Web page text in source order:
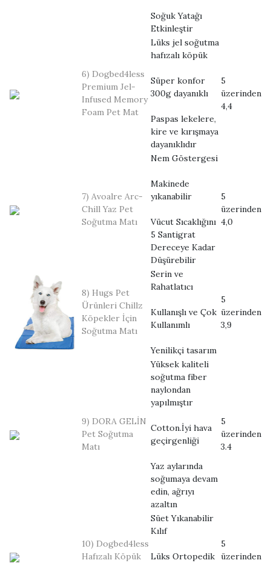
Soğuk Yatağı
Etkinleştir
6) Dogbed4less
Premium Jel-
Infused Memory
Foam Pet Mat
Lüks jel soğutma
hafızalı köpük
Süper konfor
300g dayanıklı
Paspas lekelere,
kire ve kırışmaya
dayanıklıdır
5
üzerinden
4,4
7) Avoalre Arc-
Chill Yaz Pet
Soğutma Matı
Nem Göstergesi
Makinede
yıkanabilir
Vücut Sıcaklığını
5 Santigrat
Dereceye Kadar
Düşürebilir
5
üzerinden
4,0
8) Hugs Pet
Ürünleri Chillz
Köpekler İçin
Soğutma Matı
Serin ve
Rahatlatıcı
Kullanışlı ve Çok
Kullanımlı
Yenilikçi tasarım
5
üzerinden
3,9
9) DORA GELİN
Pet Soğutma
Matı
Yüksek kaliteli
soğutma fiber
naylondan
yapılmıştır
Cotton.İyi hava
geçirgenliği
Yaz aylarında
soğumaya devam
edin, ağrıyı
azaltın
5
üzerinden
3.4
10) Dogbed4less
Hafızalı Köpük
Süet Yıkanabilir
Kılıf
Lüks Ortopedik
5
üzerinden